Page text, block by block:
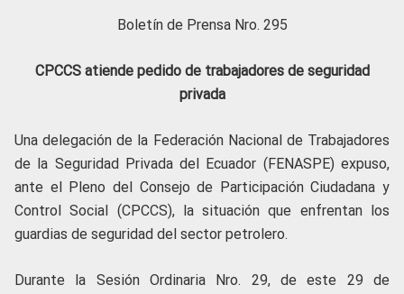
Boletín de Prensa Nro. 295
CPCCS atiende pedido de trabajadores de seguridad
privada
Una delegación de la Federación Nacional de Trabajadores
de la Seguridad Privada del Ecuador (FENASPE) expuso,
ante el Pleno del Consejo de Participación Ciudadana y
Control Social (CPCCS), la situación que enfrentan los
guardias de seguridad del sector petrolero.
Durante la Sesión Ordinaria Nro. 29, de este 29 de